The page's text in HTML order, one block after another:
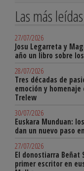
Las más leídas
27/07/2026
Josu Legarreta y
año un libro sobre
28/07/2026
Tres décadas de
emoción y homenaje
Trelew
30/07/2026
Euskara Munduan:
dan un nuevo paso
27/07/2026
El donostiarra Beñat
primer escritor en